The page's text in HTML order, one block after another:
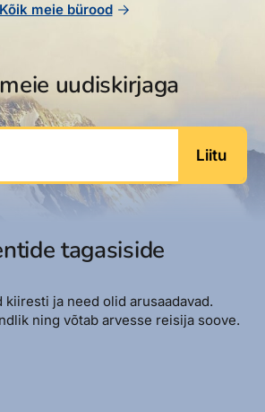
Kõik meie bürood
uudiskirjaga
Liitu
tagasiside
kiiresti ja need olid arusaadavad.
ning võtab arvesse reisija soove.